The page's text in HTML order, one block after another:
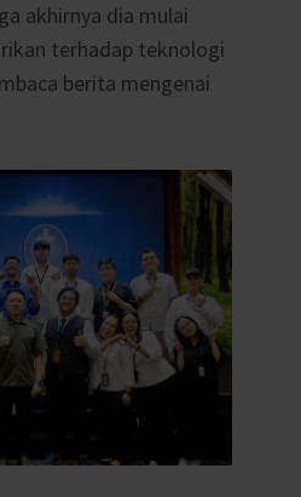
akhirnya dia mulai
terhadap teknologi
berita mengenai